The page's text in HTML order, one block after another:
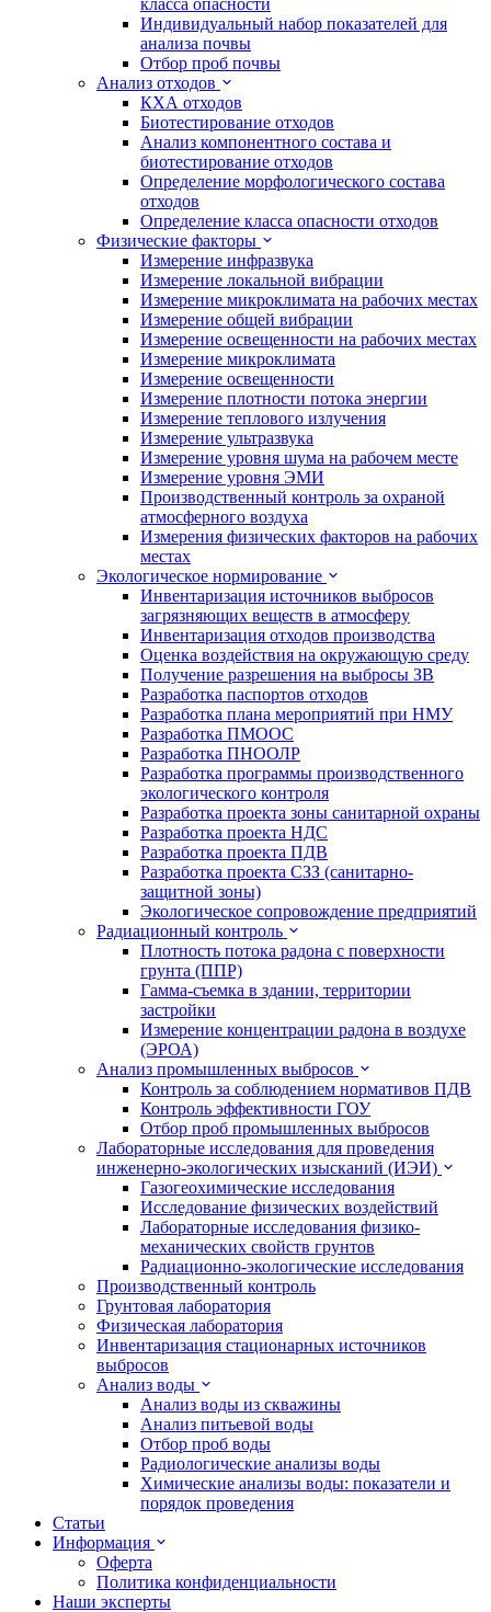
класса опасности
Индивидуальный набор показателей для
анализа почвы
Отбор проб почвы
Анализ отходов
КХА отходов
Биотестирование отходов
Анализ компонентного состава и
биотестирование отходов
Определение морфологического состава
отходов
Определение класса опасности отходов
Физические факторы
Измерение инфразвука
Измерение локальной вибрации
Измерение микроклимата на рабочих местах
Измерение общей вибрации
Измерение освещенности на рабочих местах
Измерение микроклимата
Измерение освещенности
Измерение плотности потока энергии
Измерение теплового излучения
Измерение ультразвука
Измерение уровня шума на рабочем месте
Измерение уровня ЭМИ
Производственный контроль за охраной
атмосферного воздуха
Измерения физических факторов на рабочих
местах
Экологическое нормирование
Инвентаризация источников выбросов
загрязняющих веществ в атмосферу
Инвентаризация отходов производства
Оценка воздействия на окружающую среду
Получение разрешения на выбросы ЗВ
Разработка паспортов отходов
Разработка плана мероприятий при НМУ
Разработка ПМООС
Разработка ПНООЛР
Разработка программы производственного
экологического контроля
Разработка проекта зоны санитарной охраны
Разработка проекта НДС
Разработка проекта ПДВ
Разработка проекта СЗЗ (санитарно-
защитной зоны)
Экологическое сопровождение предприятий
Радиационный контроль
Плотность потока радона с поверхности
грунта (ППР)
Гамма-съемка в здании, территории
застройки
Измерение концентрации радона в воздухе
(ЭРОА)
Анализ промышленных выбросов
Контроль за соблюдением нормативов ПДВ
Контроль эффективности ГОУ
Отбор проб промышленных выбросов
Лабораторные исследования для проведения
инженерно-экологических изысканий (ИЭИ)
Газогеохимические исследования
Исследование физических воздействий
Лабораторные исследования физико-
механических свойств грунтов
Радиационно-экологические исследования
Производственный контроль
Грунтовая лаборатория
Физическая лаборатория
Инвентаризация стационарных источников
выбросов
Анализ воды
Анализ воды из скважины
Анализ питьевой воды
Отбор проб воды
Радиологические анализы воды
Химические анализы воды: показатели и
порядок проведения
Статьи
Информация
Оферта
Политика конфиденциальности
Наши эксперты